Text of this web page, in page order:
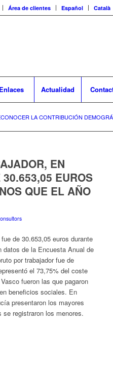
Área de clientes Español Català
Enlaces Actualidad
LA CONTRIBUCIÓN
EN
EUROS
QUE EL AÑO
de 30.653,05 euros durante
datos de la Encuesta Anual de
por trabajador fue de
el 73,75% del coste
fueron las que pagaron
beneficios sociales. En
presentaron los mayores
registraron los menores.